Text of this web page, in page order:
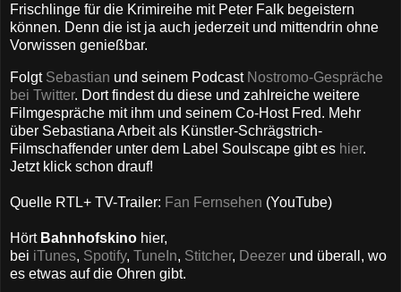
Frischlinge für die Krimireihe mit Peter Falk begeistern
können. Denn die ist ja auch jederzeit und mittendrin ohne
Vorwissen genießbar.
Folgt Sebastian und seinem Podcast Nostromo-Gespräche
bei Twitter. Dort findest du diese und zahlreiche weitere
Filmgespräche mit ihm und seinem Co-Host Fred. Mehr
über Sebastiana Arbeit als Künstler-Schrägstrich-
Filmschaffender unter dem Label Soulscape gibt es hier.
Jetzt klick schon drauf!
Quelle RTL+ TV-Trailer: Fan Fernsehen (YouTube)
Hört Bahnhofskino hier,
bei iTunes, Spotify, TuneIn, Stitcher, Deezer und überall, wo
es etwas auf die Ohren gibt.